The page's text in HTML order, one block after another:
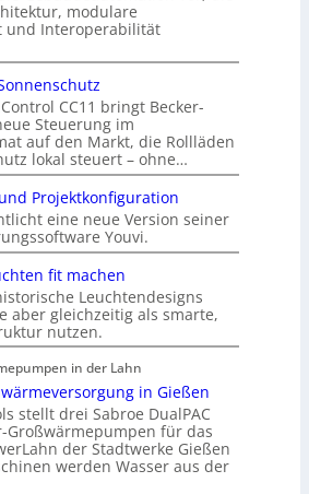
modulare
und Interoperabilität
CC11 bringt Becker-
Steuerung im
auf den Markt, die Rollläden
lokal steuert – ohne…
Projektkonfiguration
eine neue Version seiner
Youvi.
fit machen
Leuchtendesigns
aber gleichzeitig als smarte,
nutzen.
in der Lahn
in Gießen
stellt drei Sabroe DualPAC
Großwärmepumpen für das
der Stadtwerke Gießen
werden Wasser aus der